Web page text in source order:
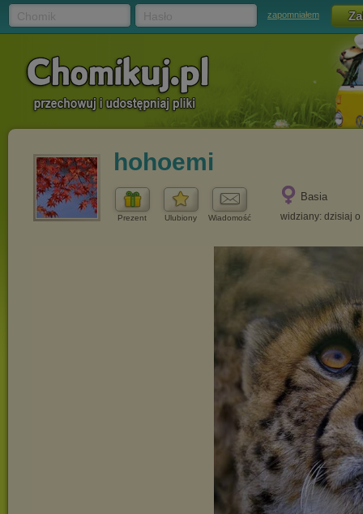
zapomniałem
hohoemi
Prezent Ulubiony Wiadomość
Basia
widziany: dzisiaj o